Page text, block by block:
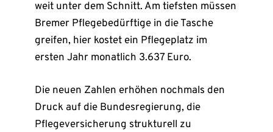
weit unter dem Schnitt. Am tiefsten müssen
Bremer Pflegebedürftige in die Tasche
greifen, hier kostet ein Pflegeplatz im
ersten Jahr monatlich 3.637 Euro.
Die neuen Zahlen erhöhen nochmals den
Druck auf die Bundesregierung, die
Pflegeversicherung strukturell zu